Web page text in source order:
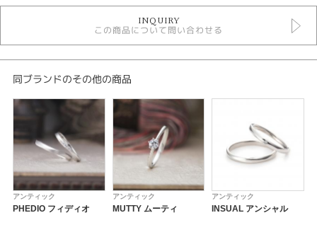
婚約指輪
婚約指輪 ミルグレイン
婚約指輪 ストレート
婚約指輪 エタニティ
婚約指輪 ゴールドカラー
デザイン
アンティーク
テイスト
婚約指輪 アンティーク
INQUIRY
この商品について問い合わせる
同ブランドのその他の商品
アンティック
PHEDIO フィディオ
アンティック
MUTTY ムーティ
アンティック
INSUAL アンシャル